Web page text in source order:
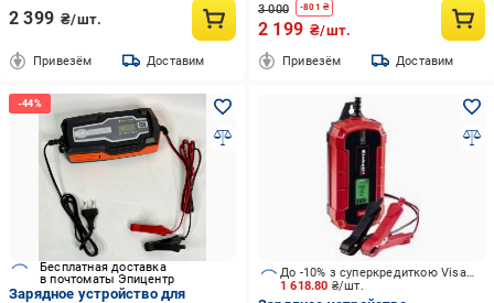
2 399 ₴/шт.
Привезём Доставим
3 000 -801 ₴
2 199 ₴/шт.
Привезём Доставим
Бесплатная доставка
в почтоматы Эпицентр
Зарядное устройство для
1 618.80 ₴/шт.
До -10% з суперкредиткою Visa Вигода